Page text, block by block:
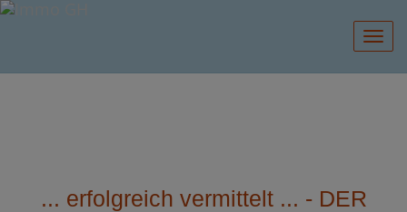
... erfolgreich vermittelt ... - DER